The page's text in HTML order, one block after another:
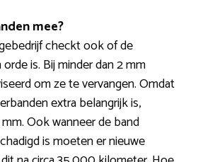
mee?
checkt ook of de
is. Bij minder dan 2 mm
om ze te vervangen. Omdat
extra belangrijk is,
Ook wanneer de band
is moeten er nieuwe